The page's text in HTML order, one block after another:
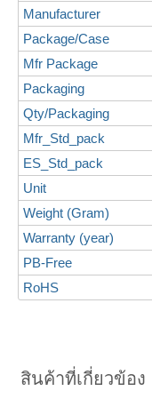
Manufacturer
Package/Case
Mfr Package
Packaging
Qty/Packaging
Mfr_Std_pack
ES_Std_pack
Unit
Weight (Gram)
Warranty (year)
PB-Free
RoHS
สินค้าที่เกี่ยวข้อง